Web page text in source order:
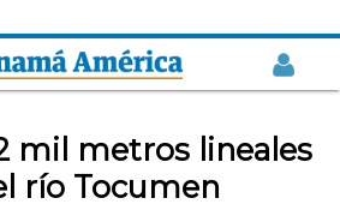
mil metros lineales
río Tocumen